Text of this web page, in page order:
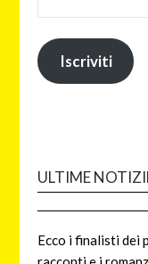
Iscriviti
ULTIME
Ecco i finalisti dei